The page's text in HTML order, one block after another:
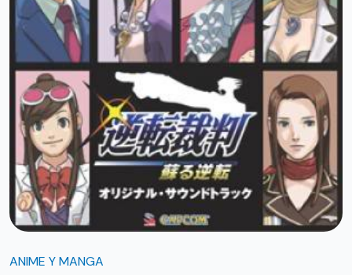
ANIME Y MANGA